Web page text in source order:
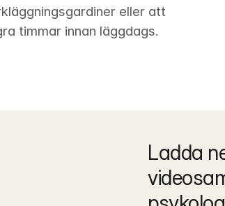
eller att
timmar innan läggdags.
Ladda